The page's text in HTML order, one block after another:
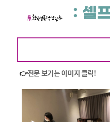
👉전문 보기는 이미지 클릭!